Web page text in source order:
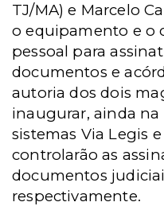
TJ/MA) e Marcelo
o equipamento e o
pessoal para
documentos e
autoria dos dois
inaugurar, ainda
sistemas Via Legis
controlarão as
documentos
respectivamente.